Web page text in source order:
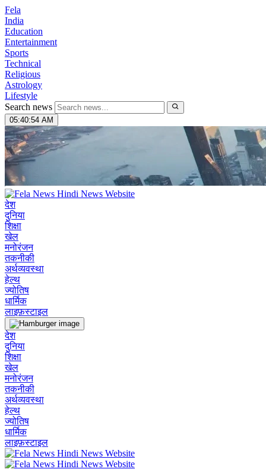
Fela
India
Education
Entertainment
Sports
Technical
Religious
Astrology
Lifestyle
Search news
05:40:55 AM
देश
दुनिया
शिक्षा
खेल
मनोरंजन
तकनीकी
अर्थव्यवस्था
हेल्थ
ज्योतिष
धार्मिक
लाइफ़स्टाइल
देश
दुनिया
शिक्षा
खेल
मनोरंजन
तकनीकी
अर्थव्यवस्था
हेल्थ
ज्योतिष
धार्मिक
लाइफ़स्टाइल